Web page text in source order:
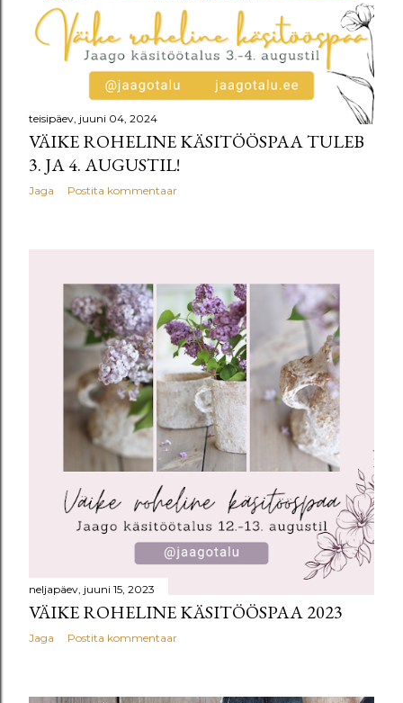
teisipäev, juuni 04, 2024
VÄIKE ROHELINE KÄSITÖÖSPAA TULEB
3. JA 4. AUGUSTIL!
Jaga Postita kommentaar
neljapäev, juuni 15, 2023
VÄIKE ROHELINE KÄSITÖÖSPAA 2023
Jaga Postita kommentaar